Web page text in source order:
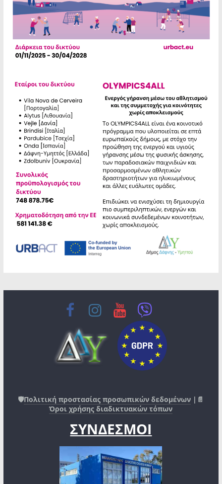
🛡️Πολιτική προστασίας προσωπικών δεδομένων |📄
Όροι χρήσης διαδικτυακών τόπων
ΣΥΝΔΕΣΜΟΙ